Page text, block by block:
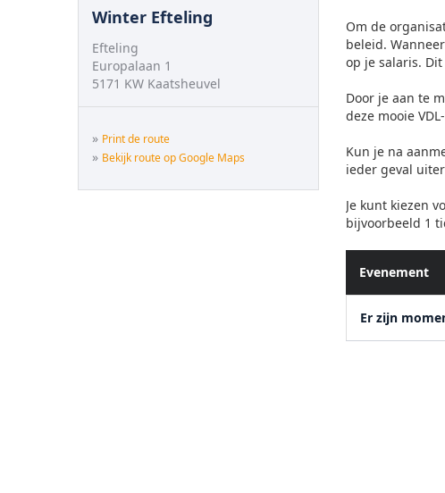
Winter Efteling
Efteling
Europalaan 1
5171 KW Kaatsheuvel
» Print de route
» Bekijk route op Google Maps
Om de
beleid.
op je salaris.
Door je aan te
deze mooie
Kun je na
ieder geval
Je kunt kiezen
bijvoorbeeld 1
Evenement
Er zijn